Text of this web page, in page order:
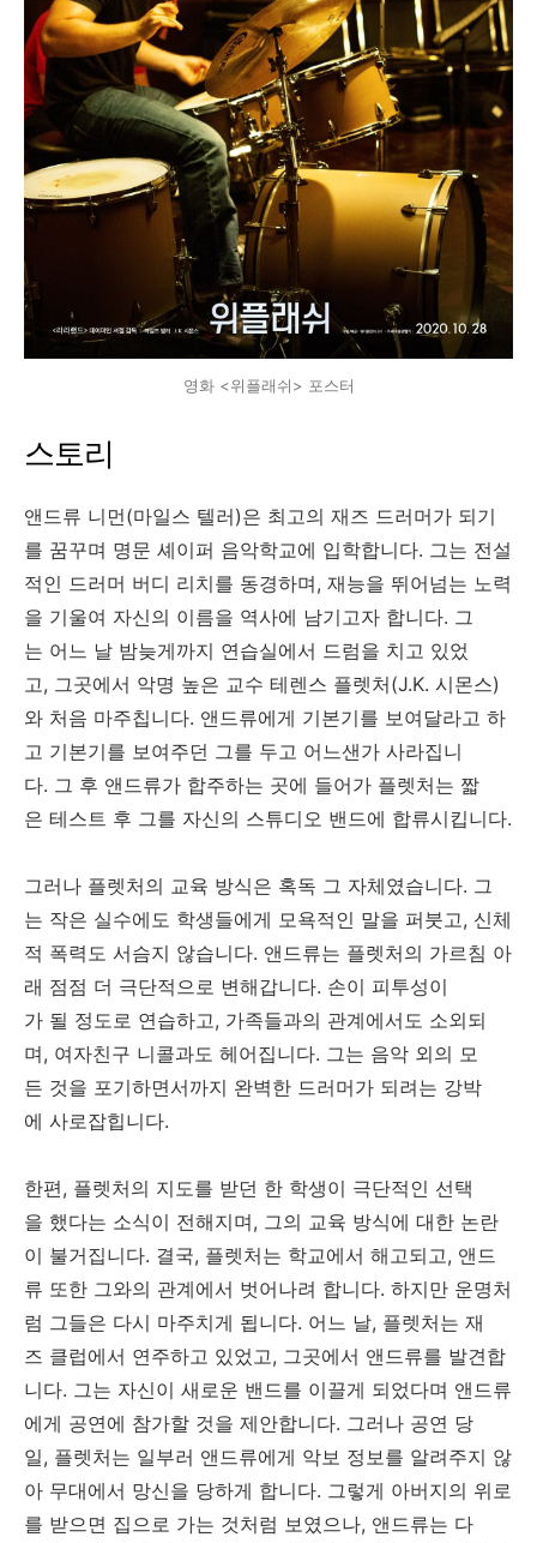
영화 <위플래쉬> 포스터
스토리
앤드류 니먼(마일스 텔러)은 최고의 재즈 드러머가 되기
를 꿈꾸며 명문 셰이퍼 음악학교에 입학합니다. 그는 전설
적인 드러머 버디 리치를 동경하며, 재능을 뛰어넘는 노력
을 기울여 자신의 이름을 역사에 남기고자 합니다. 그
는 어느 날 밤늦게까지 연습실에서 드럼을 치고 있었
고, 그곳에서 악명 높은 교수 테렌스 플렛처(J.K. 시몬스)
와 처음 마주칩니다. 앤드류에게 기본기를 보여달라고 하
고 기본기를 보여주던 그를 두고 어느샌가 사라집니
다. 그 후 앤드류가 합주하는 곳에 들어가 플렛처는 짧
은 테스트 후 그를 자신의 스튜디오 밴드에 합류시킵니다.
그러나 플렛처의 교육 방식은 혹독 그 자체였습니다. 그
는 작은 실수에도 학생들에게 모욕적인 말을 퍼붓고, 신체
적 폭력도 서슴지 않습니다. 앤드류는 플렛처의 가르침 아
래 점점 더 극단적으로 변해갑니다. 손이 피투성이
가 될 정도로 연습하고, 가족들과의 관계에서도 소외되
며, 여자친구 니콜과도 헤어집니다. 그는 음악 외의 모
든 것을 포기하면서까지 완벽한 드러머가 되려는 강박
에 사로잡힙니다.
한편, 플렛처의 지도를 받던 한 학생이 극단적인 선택
을 했다는 소식이 전해지며, 그의 교육 방식에 대한 논란
이 불거집니다. 결국, 플렛처는 학교에서 해고되고, 앤드
류 또한 그와의 관계에서 벗어나려 합니다. 하지만 운명처
럼 그들은 다시 마주치게 됩니다. 어느 날, 플렛처는 재
즈 클럽에서 연주하고 있었고, 그곳에서 앤드류를 발견합
니다. 그는 자신이 새로운 밴드를 이끌게 되었다며 앤드류
에게 공연에 참가할 것을 제안합니다. 그러나 공연 당
일, 플렛처는 일부러 앤드류에게 악보 정보를 알려주지 않
아 무대에서 망신을 당하게 합니다. 그렇게 아버지의 위로
를 받으면 집으로 가는 것처럼 보였으나, 앤드류는 다